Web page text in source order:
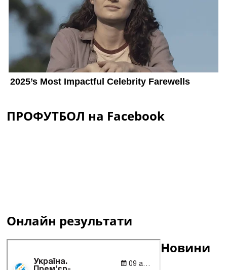
ПРОФУТБОЛ на Facebook
Онлайн результати
Новини